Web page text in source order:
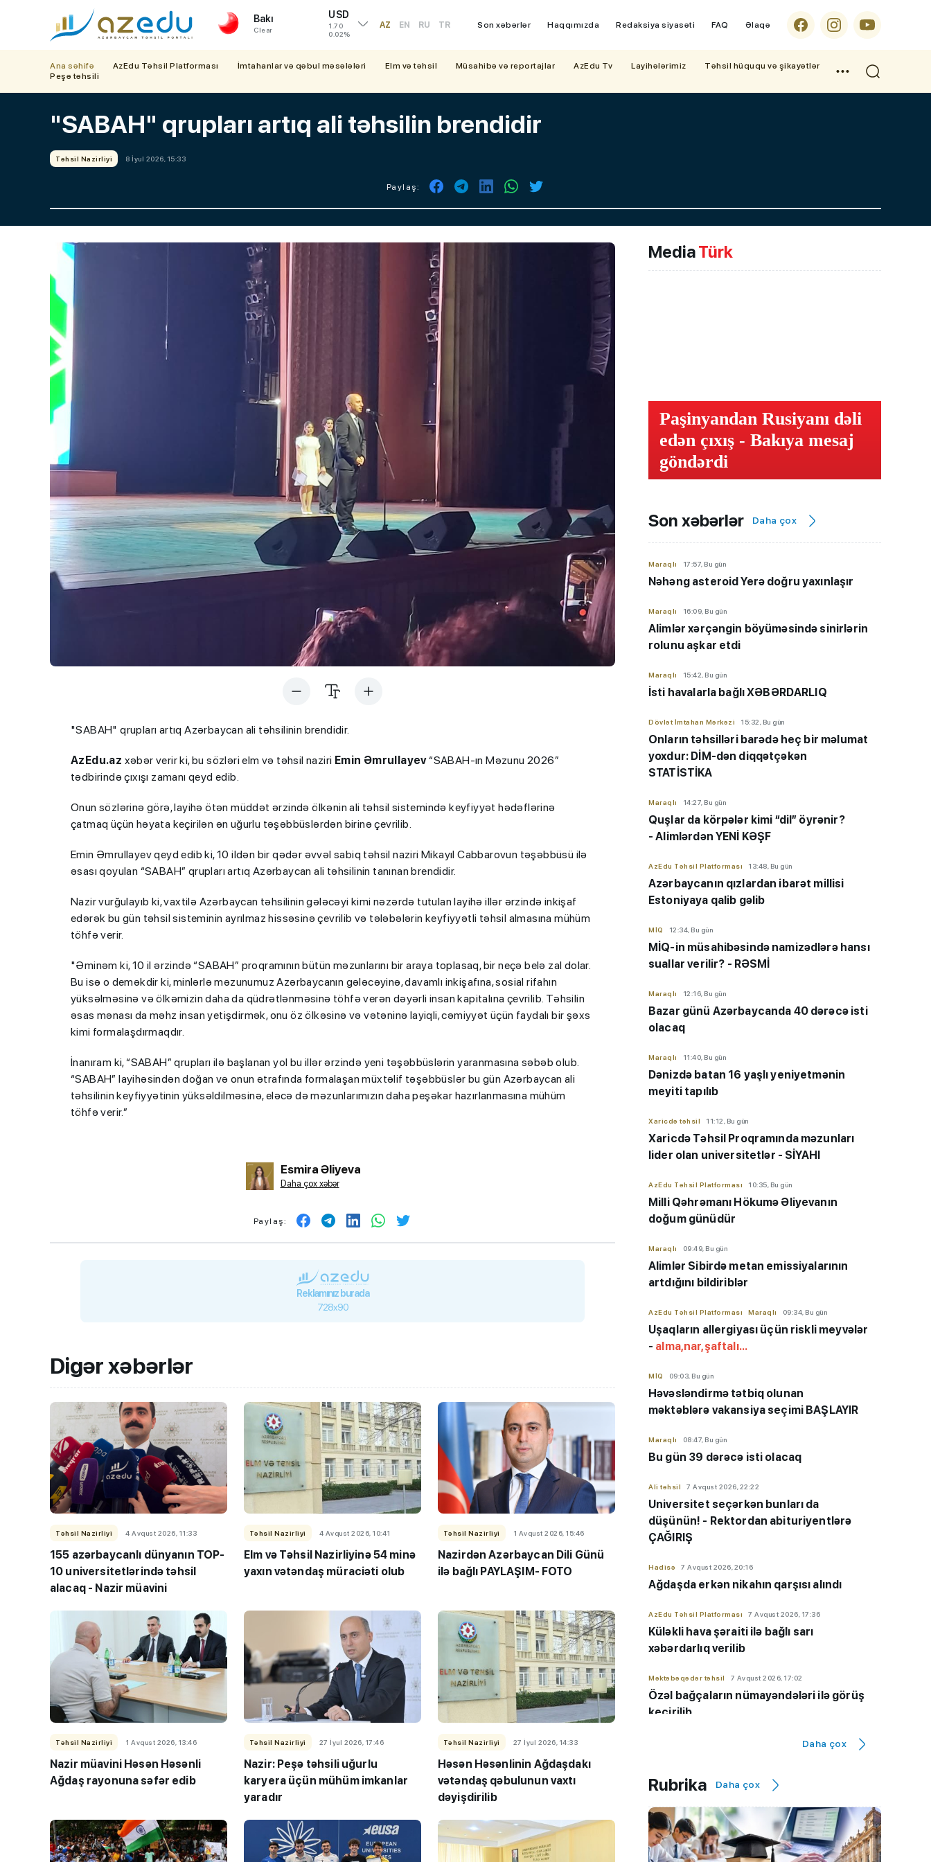
Bakı
Clear
USD
1.70
0.02%
AZ EN RU TR Son xəbərlər Haqqımızda Redaksiya siyasəti FAQ Əlaqə
Ana səhifə AzEdu Təhsil Platforması İmtahanlar və qəbul məsələləri Elm və təhsil Müsahibə və reportajlar AzEdu Tv Layihələrimiz
Təhsil hüququ və şikayətlər
Peşə təhsili
"SABAH" qrupları artıq ali təhsilin brendidir
Təhsil Nazirliyi 8 İyul 2026, 15:33
Paylaş:
"SABAH" qrupları artıq Azərbaycan ali təhsilinin brendidir.
AzEdu.az xəbər verir ki, bu sözləri elm və təhsil naziri Emin Əmrullayev“SABAH-ın Məzunu 2026”
tədbirində çıxışı zamanı qeyd edib.
Onun sözlərinə görə, layihə ötən müddət ərzində ölkənin ali təhsil sistemində keyfiyyət hədəflərinə
çatmaq üçün həyata keçirilən ən uğurlu təşəbbüslərdən birinə çevrilib.
Emin Əmrullayev qeyd edib ki, 10 ildən bir qədər əvvəl sabiq təhsil naziri Mikayıl Cabbarovun təşəbbüsü ilə
əsası qoyulan “SABAH” qrupları artıq Azərbaycan ali təhsilinin tanınan brendidir.
Nazir vurğulayıb ki, vaxtilə Azərbaycan təhsilinin gələcəyi kimi nəzərdə tutulan layihə illər ərzində inkişaf
edərək bu gün təhsil sisteminin ayrılmaz hissəsinə çevrilib və tələbələrin keyfiyyətli təhsil almasına mühüm
töhfə verir.
"Əminəm ki, 10 il ərzində “SABAH” proqramının bütün məzunlarını bir araya toplasaq, bir neçə belə zal dolar.
Bu isə o deməkdir ki, minlərlə məzunumuz Azərbaycanın gələcəyinə, davamlı inkişafına, sosial rifahın
yüksəlməsinə və ölkəmizin daha da qüdrətlənməsinə töhfə verən dəyərli insan kapitalına çevrilib. Təhsilin
əsas mənası da məhz insan yetişdirmək, onu öz ölkəsinə və vətəninə layiqli, cəmiyyət üçün faydalı bir şəxs
kimi formalaşdırmaqdır.
İnanıram ki, “SABAH” qrupları ilə başlanan yol bu illər ərzində yeni təşəbbüslərin yaranmasına səbəb olub.
“SABAH” layihəsindən doğan və onun ətrafında formalaşan müxtəlif təşəbbüslər bu gün Azərbaycan ali
təhsilinin keyfiyyətinin yüksəldilməsinə, eləcə də məzunlarımızın daha peşəkar hazırlanmasına mühüm
töhfə verir.”
Esmira Əliyeva
Daha çox xəbər
Paylaş:
Reklamınız burada
728x90
Digər xəbərlər
Təhsil Nazirliyi 4 Avqust 2026, 11:33
155 azərbaycanlı dünyanın TOP-
10 universitetlərində təhsil
alacaq - Nazir müavini
Təhsil Nazirliyi 4 Avqust 2026, 10:41
Elm və Təhsil Nazirliyinə 54 minə
yaxın vətəndaş müraciəti olub
Təhsil Nazirliyi 1 Avqust 2026, 15:46
Nazirdən Azərbaycan Dili Günü
ilə bağlı PAYLAŞIM- FOTO
Təhsil Nazirliyi 1 Avqust 2026, 13:46
Nazir müavini Həsən Həsənli
Ağdaş rayonuna səfər edib
Təhsil Nazirliyi 27 İyul 2026, 17:46
Nazir: Peşə təhsili uğurlu
karyera üçün mühüm imkanlar
yaradır
Təhsil Nazirliyi 27 İyul 2026, 14:33
Həsən Həsənlinin Ağdaşdakı
vətəndaş qəbulunun vaxtı
dəyişdirilib
MediaTürk
Paşinyandan Rusiyanı dəli
edən çıxış - Bakıya mesaj
göndərdi
Son xəbərlər Daha çox
Maraqlı 17:57, Bu gün
Nəhəng asteroid Yerə doğru yaxınlaşır
Maraqlı 16:09, Bu gün
Alimlər xərçəngin böyüməsində sinirlərin
rolunu aşkar etdi
Maraqlı 15:42, Bu gün
İsti havalarla bağlı XƏBƏRDARLIQ
Dövlət İmtahan Mərkəzi 15:32, Bu gün
Onların təhsilləri barədə heç bir məlumat
yoxdur: DİM-dən diqqətçəkən
STATİSTİKA
Maraqlı 14:27, Bu gün
Quşlar da körpələr kimi “dil” öyrənir?
- Alimlərdən YENİ KƏŞF
AzEdu Təhsil Platforması 13:48, Bu gün
Azərbaycanın qızlardan ibarət millisi
Estoniyaya qalib gəlib
MİQ 12:34, Bu gün
MİQ-in müsahibəsində namizədlərə hansı
suallar verilir? - RƏSMİ
Maraqlı 12:16, Bu gün
Bazar günü Azərbaycanda 40 dərəcə isti
olacaq
Maraqlı 11:40, Bu gün
Dənizdə batan 16 yaşlı yeniyetmənin
meyiti tapılıb
Xaricdə təhsil 11:12, Bu gün
Xaricdə Təhsil Proqramında məzunları
lider olan universitetlər - SİYAHI
AzEdu Təhsil Platforması 10:35, Bu gün
Milli Qəhrəmanı Hökumə Əliyevanın
doğum günüdür
Maraqlı 09:49, Bu gün
Alimlər Sibirdə metan emissiyalarının
artdığını bildiriblər
AzEdu Təhsil Platforması Maraqlı 09:34, Bu gün
Uşaqların allergiyası üçün riskli meyvələr
- alma,nar,şaftalı...
MİQ 09:03, Bu gün
Həvəsləndirmə tətbiq olunan
məktəblərə vakansiya seçimi BAŞLAYIR
Maraqlı 08:47, Bu gün
Bu gün 39 dərəcə isti olacaq
Ali təhsil 7 Avqust 2026, 22:22
Universitet seçərkən bunları da
düşünün! - Rektordan abituriyentlərə
ÇAĞIRIŞ
Hadisə 7 Avqust 2026, 20:16
Ağdaşda erkən nikahın qarşısı alındı
AzEdu Təhsil Platforması 7 Avqust 2026, 17:36
Küləkli hava şəraiti ilə bağlı sarı
xəbərdarlıq verilib
Məktəbəqədər təhsil 7 Avqust 2026, 17:02
Özəl bağçaların nümayəndələri ilə görüş
keçirilib
göstərən məktəblər - 9-cu sinif üzrə
SİYAHI
Ali təhsil 7 Avqust 2026, 16:17
BMU-İNHA ikili diplom proqramı üzrə
qəbul planı 100 faiz doldu
Daha çox
Rubrika Daha çox